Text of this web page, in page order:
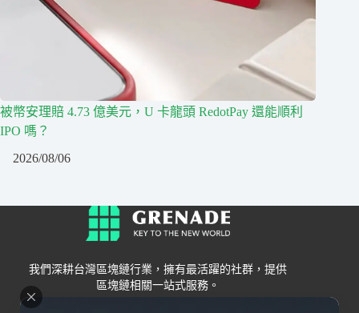
被幣安理賠 4.73 億美元，U 卡龍頭 RedotPay 還能順利
IPO 嗎？
2026/08/06
我們深耕台灣區塊鏈行業，擁有最活躍的社群，提供
區塊鏈相關一站式服務。